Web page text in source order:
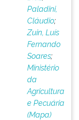
Paladini,
Cláudio;
Zuin, Luís
Fernando
Soares;
Ministério
da
Agricultura
e Pecuária
(Mapa)